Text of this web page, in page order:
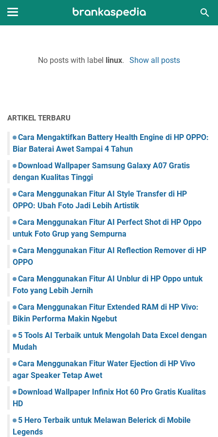
No posts with label linux. Show all posts
ARTIKEL TERBARU
Cara Mengaktifkan Battery Health Engine di HP OPPO:
Biar Baterai Awet Sampai 4 Tahun
Download Wallpaper Samsung Galaxy A07 Gratis
dengan Kualitas Tinggi
Cara Menggunakan Fitur AI Style Transfer di HP
OPPO: Ubah Foto Jadi Lebih Artistik
Cara Menggunakan Fitur AI Perfect Shot di HP Oppo
untuk Foto Grup yang Sempurna
Cara Menggunakan Fitur AI Reflection Remover di HP
OPPO
Cara Menggunakan Fitur AI Unblur di HP Oppo untuk
Foto yang Lebih Jernih
Cara Menggunakan Fitur Extended RAM di HP Vivo:
Bikin Performa Makin Ngebut
5 Tools AI Terbaik untuk Mengolah Data Excel dengan
Mudah
Cara Menggunakan Fitur Water Ejection di HP Vivo
agar Speaker Tetap Awet
Download Wallpaper Infinix Hot 60 Pro Gratis Kualitas
HD
5 Hero Terbaik untuk Melawan Belerick di Mobile
Legends